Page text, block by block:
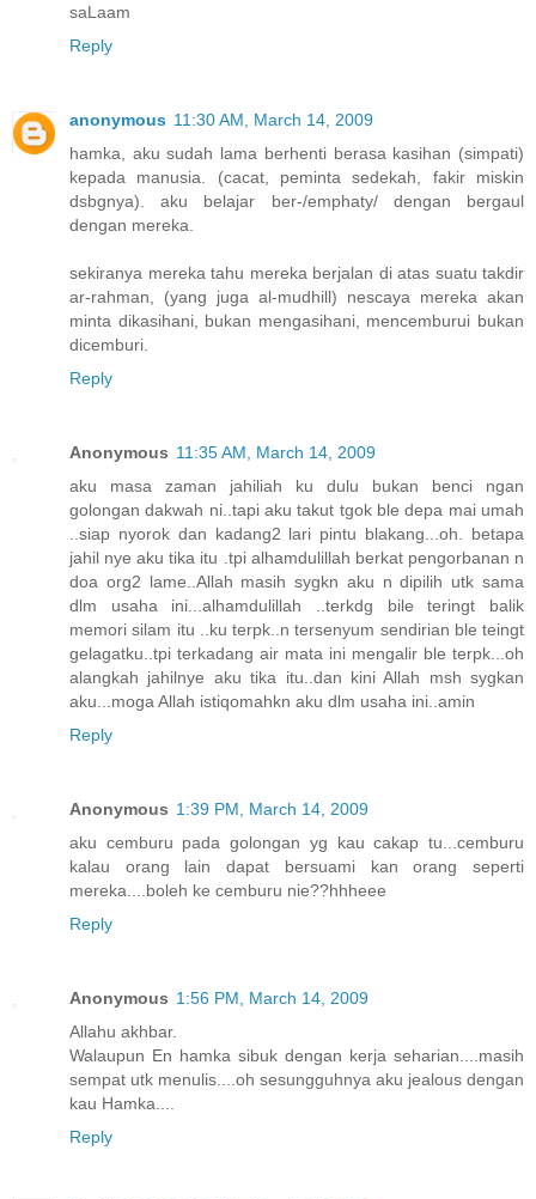
saLaam
Reply
anonymous 11:30 AM, March 14, 2009
hamka, aku sudah lama berhenti berasa kasihan (simpati)
kepada manusia. (cacat, peminta sedekah, fakir miskin
dsbgnya). aku belajar ber-/emphaty/ dengan bergaul
dengan mereka.
sekiranya mereka tahu mereka berjalan di atas suatu takdir
ar-rahman, (yang juga al-mudhill) nescaya mereka akan
minta dikasihani, bukan mengasihani, mencemburui bukan
dicemburi.
Reply
Anonymous 11:35 AM, March 14, 2009
aku masa zaman jahiliah ku dulu bukan benci ngan
golongan dakwah ni..tapi aku takut tgok ble depa mai umah
..siap nyorok dan kadang2 lari pintu blakang...oh. betapa
jahil nye aku tika itu .tpi alhamdulillah berkat pengorbanan n
doa org2 lame..Allah masih sygkn aku n dipilih utk sama
dlm usaha ini...alhamdulillah ..terkdg bile teringt balik
memori silam itu ..ku terpk..n tersenyum sendirian ble teingt
gelagatku..tpi terkadang air mata ini mengalir ble terpk...oh
alangkah jahilnye aku tika itu..dan kini Allah msh sygkan
aku...moga Allah istiqomahkn aku dlm usaha ini..amin
Reply
Anonymous 1:39 PM, March 14, 2009
aku cemburu pada golongan yg kau cakap tu...cemburu
kalau orang lain dapat bersuami kan orang seperti
mereka....boleh ke cemburu nie??hhheee
Reply
Anonymous 1:56 PM, March 14, 2009
Allahu akhbar.
Walaupun En hamka sibuk dengan kerja seharian....masih
sempat utk menulis....oh sesungguhnya aku jealous dengan
kau Hamka....
Reply